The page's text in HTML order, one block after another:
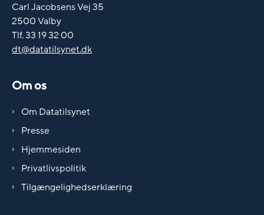
Carl Jacobsens Vej 35
2500 Valby
Tlf. 33 19 32 00
dt@datatilsynet.dk
Om os
Om Datatilsynet
Presse
Hjemmesiden
Privatlivspolitik
Tilgængelighedserklæring